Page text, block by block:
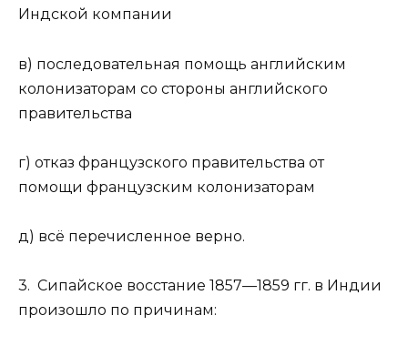
Индской компании
в) последовательная помощь английским
колонизаторам со стороны английского
правительства
г) отказ французского правительства от
помощи французским колонизаторам
д) всё перечисленное верно.
3. Сипайское восстание 1857—1859 гг. в Индии
произошло по причинам: